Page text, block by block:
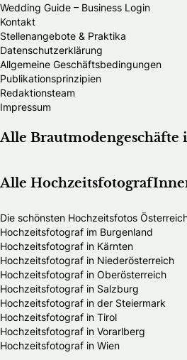
Wedding Guide – Business Login
Kontakt
Stellenangebote & Praktika
Datenschutzerklärung
Allgemeine Geschäftsbedingungen
Publikationsprinzipien
Redaktionsteam
Impressum
Alle Brautmodengeschäfte
Alle
Die schönsten Hochzeitsfotos
Hochzeitsfotograf im Burgenland
Hochzeitsfotograf in Kärnten
Hochzeitsfotograf in Niederösterreich
Hochzeitsfotograf in Oberösterreich
Hochzeitsfotograf in Salzburg
Hochzeitsfotograf in der Steiermark
Hochzeitsfotograf in Tirol
Hochzeitsfotograf in Vorarlberg
Hochzeitsfotograf in Wien